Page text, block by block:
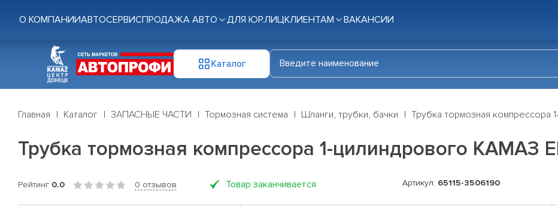
О КОМПАНИИАВТОСЕРВИСПРОДАЖА АВТО ДЛЯ ЮР.ЛИЦКЛИЕНТАМ ВАКАНСИИ
Каталог
Главная Каталог ЗАПАСНЫЕ ЧАСТИ Тормозная система Шланги, трубки, бачки Трубка тормозная компрессора
Трубка тормозная компрессора 1-цилиндрового КАМАЗ
Рейтинг 0.0 0 отзывов Товар заканчивается Артикул: 65115-3506190